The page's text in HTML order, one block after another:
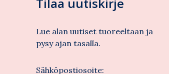
Tilaa uutiskirje
Lue alan uutiset tuoreeltaan ja
pysy ajan tasalla.
Sähköpostiosoite: